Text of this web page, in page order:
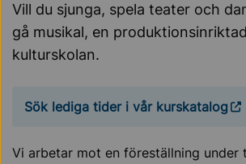
Vill du sjunga, spela teater och
gå musikal, en
kulturskolan.
Sök lediga tider i vår kurskatalog
Vi arbetar mot en föreställning under